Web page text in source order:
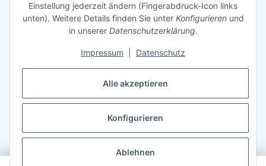
0
Einstellung jederzeit ändern (Fingerabdruck-Icon links
unten). Weitere Details finden Sie unter Konfigurierenund
in unserer Datenschutzerklärung.
Impressum Datenschutz
Alle akzeptieren
Konfigurieren
Ablehnen